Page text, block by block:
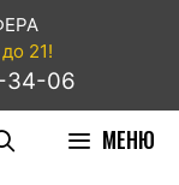
21!
34-06
МЕНЮ